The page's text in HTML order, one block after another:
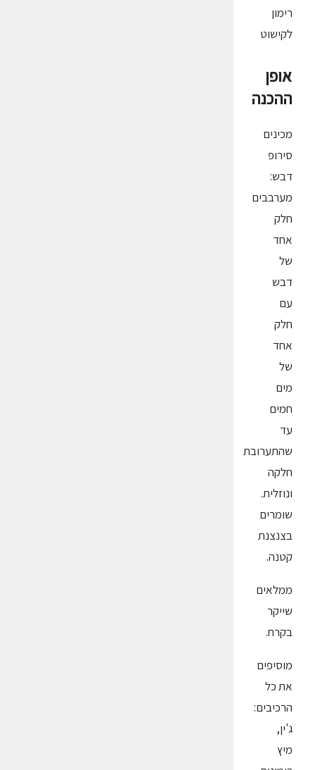
רימון
לקישוט
אופן
ההכנה
מכינים
סירופ
דבש:
מערבבים
חלק
אחד
של
דבש
עם
חלק
אחד
של
מים
חמים
עד
שהתערובת
חלקה
ונוזלית.
שומרים
בצנצנת
קטנה.
ממלאים
שייקר
בקרח.
מוסיפים
את כל
הרכיבים:
ג'ין,
מיץ